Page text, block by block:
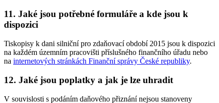
11. Jaké jsou potřebné formuláře a kde jsou k
dispozici
Tiskopisy k dani silniční pro zdaňovací období 2015 jsou k dispozici
na každém územním pracovišti příslušného finančního úřadu nebo
na internetových stránkách Finanční správy České republiky.
12. Jaké jsou poplatky a jak je lze uhradit
V souvislosti s podáním daňového přiznání nejsou stanoveny